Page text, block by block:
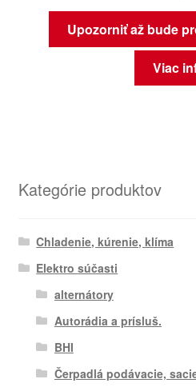
Upozorniť až bude
Viac
Kategórie produktov
Chladenie, kúrenie, klíma
Elektro súčasti
alternátory
Autorádia a prísluš.
BHI
Čerpadlá podávacie,